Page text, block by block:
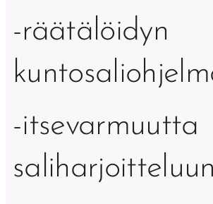
-räätälöidyn
-itsevarmuutta